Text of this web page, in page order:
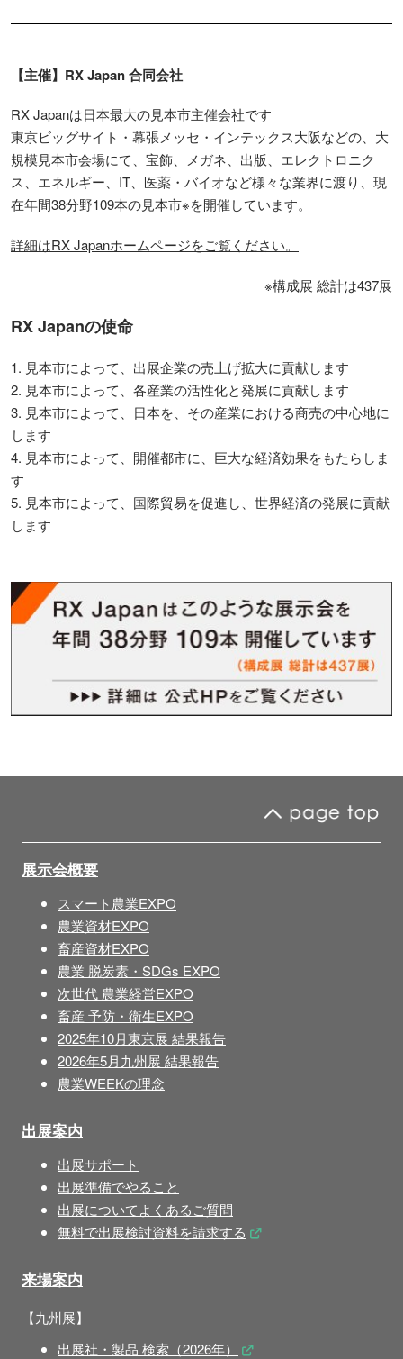
【主催】RX Japan 合同会社
RX Japanは日本最大の見本市主催会社です
東京ビッグサイト・幕張メッセ・インテックス大阪などの、大
規模見本市会場にて、宝飾、メガネ、出版、エレクトロニク
ス、エネルギー、IT、医薬・バイオなど様々な業界に渡り、現
在年間38分野109本の見本市※を開催しています。
詳細はRX Japanホームページをご覧ください。
※構成展 総計は437展
RX Japanの使命
1. 見本市によって、出展企業の売上げ拡大に貢献します
2. 見本市によって、各産業の活性化と発展に貢献します
3. 見本市によって、日本を、その産業における商売の中心地に
します
4. 見本市によって、開催都市に、巨大な経済効果をもたらしま
す
5. 見本市によって、国際貿易を促進し、世界経済の発展に貢献
します
展示会概要
スマート農業EXPO
農業資材EXPO
畜産資材EXPO
農業 脱炭素・SDGs EXPO
次世代 農業経営EXPO
畜産 予防・衛生EXPO
2025年10月東京展 結果報告
2026年5月九州展 結果報告
農業WEEKの理念
出展案内
出展サポート
出展準備でやること
出展についてよくあるご質問
無料で出展検討資料を請求する
来場案内
【九州展】
出展社・製品 検索（2026年）